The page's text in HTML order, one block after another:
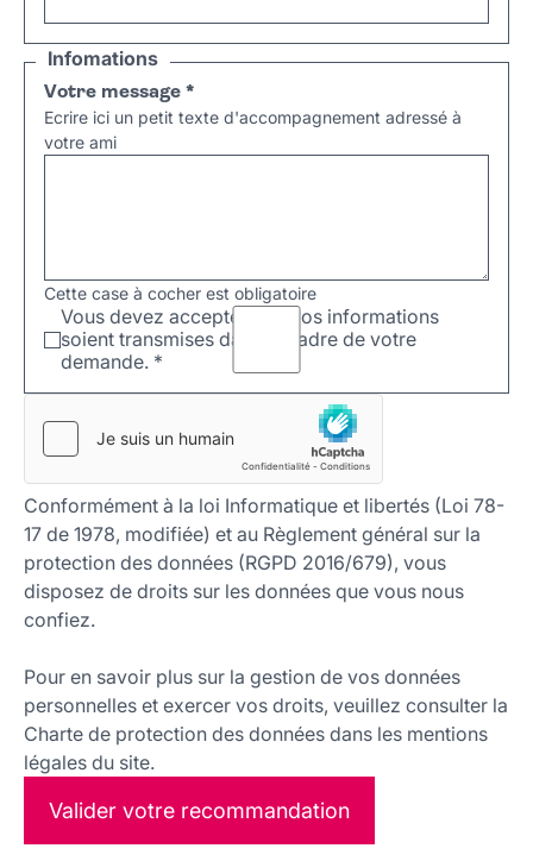
Infomations
Votre message *
Ecrire ici un petit texte d'accompagnement adressé à
votre ami
Cette case à cocher est obligatoire
Vous devez accepter que vos informations
soient transmises dans le cadre de votre
demande. *
Conformément à la loi Informatique et libertés (Loi 78-
17 de 1978, modifiée) et au Règlement général sur la
protection des données (RGPD 2016/679), vous
disposez de droits sur les données que vous nous
confiez.
Pour en savoir plus sur la gestion de vos données
personnelles et exercer vos droits, veuillez consulter la
Charte de protection des données dans les mentions
légales du site.
Valider votre recommandation